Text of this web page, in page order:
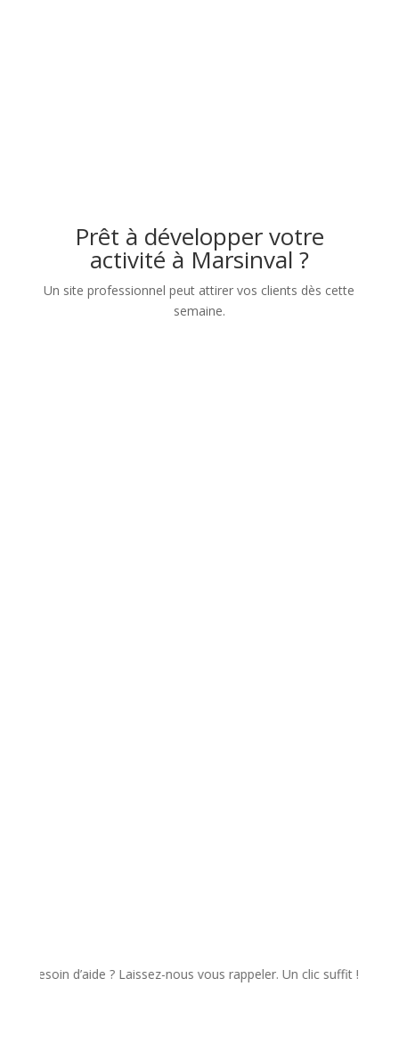
Prêt à développer votre
activité à Marsinval ?
Un site professionnel peut attirer vos clients dès cette
semaine.
d’aide ? Laissez-nous vous rappeler. Un clic suffit !